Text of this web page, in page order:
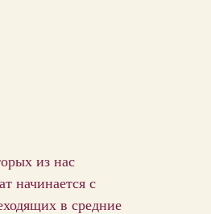
из нас
начинается с
в средние